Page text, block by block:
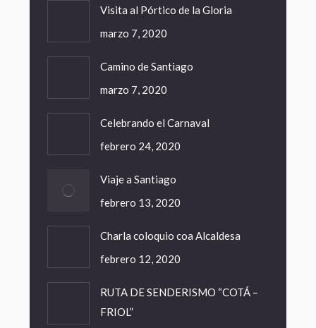
Visita al Pórtico de la Gloria
marzo 7, 2020
Camino de Santiago
marzo 7, 2020
Celebrando el Carnaval
febrero 24, 2020
Viaje a Santiago
febrero 13, 2020
Charla coloquio coa Alcaldesa
febrero 12, 2020
RUTA DE SENDERISMO “COTÁ –
FRIOL”